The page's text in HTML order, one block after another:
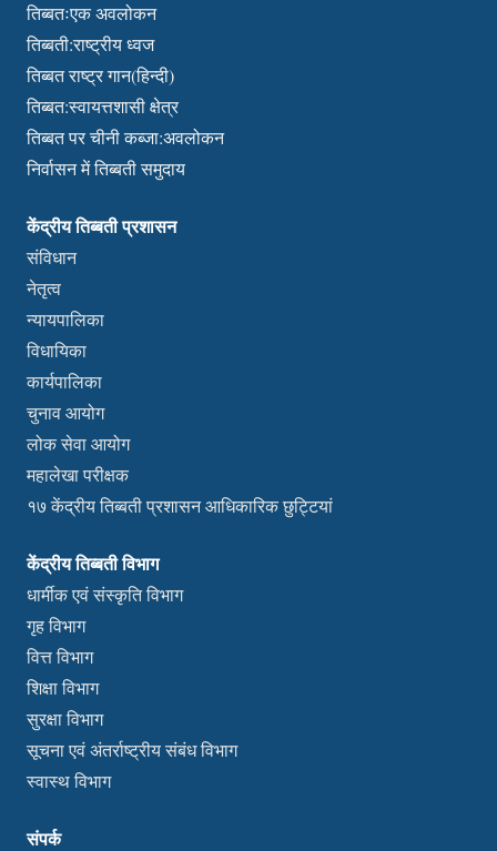
तिब्बतःएक अवलोकन
तिब्बती:राष्ट्रीय ध्वज
तिब्बत राष्ट्र गान(हिन्दी)
तिब्बत:स्वायत्तशासी क्षेत्र
तिब्बत पर चीनी कब्जा:अवलोकन
निर्वासन में तिब्बती समुदाय
केंद्रीय तिब्बती प्रशासन
संविधान
नेतृत्व
न्यायपालिका
विधायिका
कार्यपालिका
चुनाव आयोग
लोक सेवा आयोग
महालेखा परीक्षक
१७ केंद्रीय तिब्बती प्रशासन आधिकारिक छुट्टियां
केंद्रीय तिब्बती विभाग
धार्मीक एवं संस्कृति विभाग
गृह विभाग
वित्त विभाग
शिक्षा विभाग
सुरक्षा विभाग
सूचना एवं अंतर्राष्ट्रीय संबंध विभाग
स्वास्थ विभाग
संपर्क